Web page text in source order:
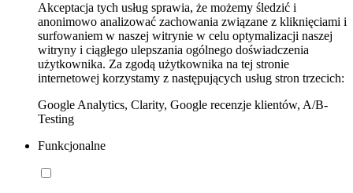
Akceptacja tych usług sprawia, że możemy śledzić i
anonimowo analizować zachowania związane z kliknięciami i
surfowaniem w naszej witrynie w celu optymalizacji naszej
witryny i ciągłego ulepszania ogólnego doświadczenia
użytkownika. Za zgodą użytkownika na tej stronie
internetowej korzystamy z następujących usług stron trzecich:
Google Analytics, Clarity, Google recenzje klientów, A/B-
Testing
Funkcjonalne